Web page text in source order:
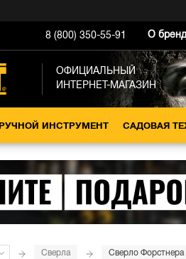
8 (800) 350-55-91 О
ОФИЦИАЛЬНЫЙ
ИНТЕРНЕТ-МАГАЗИН
РУЧНОЙ ИНСТРУМЕНТ САДОВАЯ
Сверла Сверло Форстнера